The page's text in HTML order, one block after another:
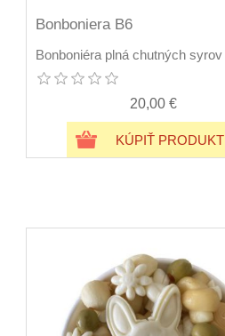
Bonboniera B6
Bonboniéra plná chutných syrov
20,00 €
KÚPIŤ PRODUKT